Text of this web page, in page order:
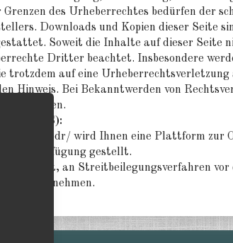
des Urheberrechtes bedürfen der
Downloads und Kopien dieser Seite
Soweit die Inhalte auf dieser Seite
Dritter beachtet. Insbesondere
trotzdem auf eine
Hinweis. Bei Bekanntwerden von
entfernen.
(OS):
odr/ wird Ihnen eine Plattform zur
zur Verfügung gestellt.
an Streitbeilegungsverfahren vor
teilzunehmen.